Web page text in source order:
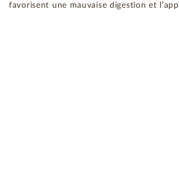
favorisent une mauvaise digestion et